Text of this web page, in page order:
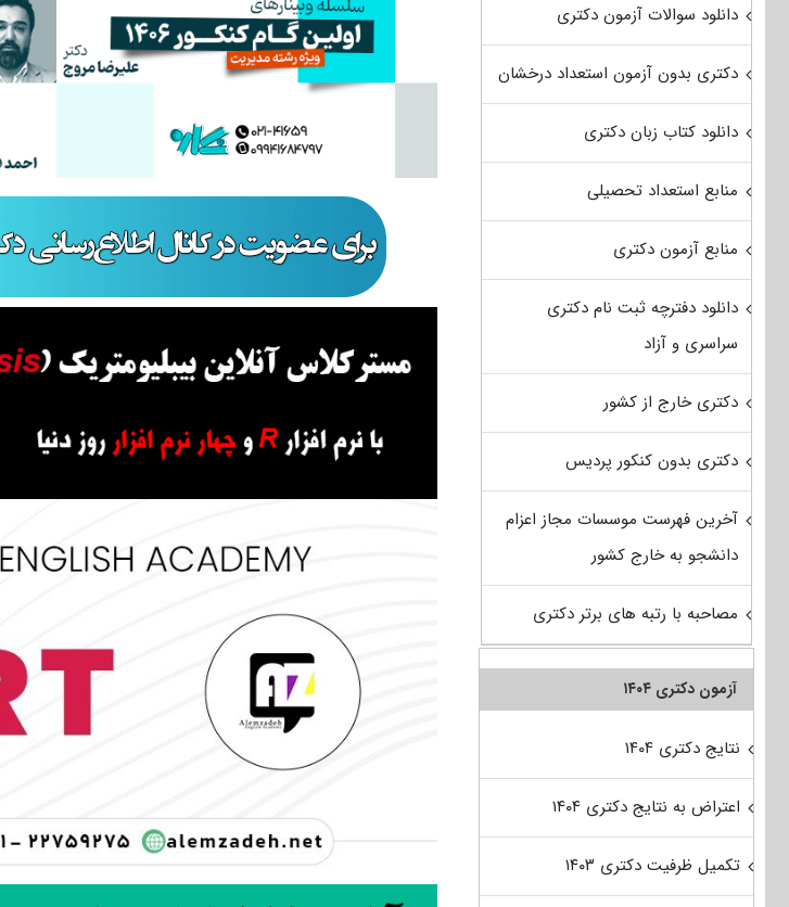
دانلود سوالات آزمون دکتری
دکتری بدون آزمون استعداد درخشان
دانلود کتاب زبان دکتری
منابع استعداد تحصیلی
منابع آزمون دکتری
دانلود دفترچه ثبت نام دکتری
سراسری و آزاد
دکتری خارج از کشور
دکتری بدون کنکور پردیس
آخرین فهرست موسسات مجاز اعزام
دانشجو به خارج کشور
مصاحبه با رتبه های برتر دکتری
آزمون دکتری ۱۴۰۴
نتایج دکتری ۱۴۰۴
اعتراض به نتایج دکتری ۱۴۰۴
تکمیل ظرفیت دکتری ۱۴۰۳